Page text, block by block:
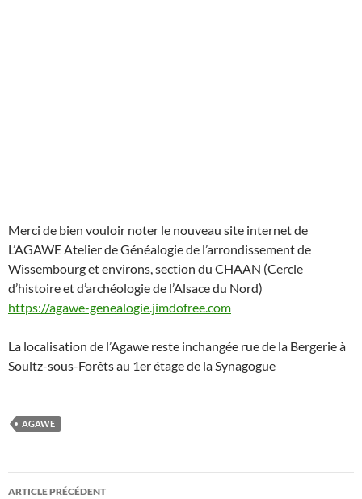
Merci de bien vouloir noter le nouveau site internet de
L’AGAWE Atelier de Généalogie de l’arrondissement de
Wissembourg et environs, section du CHAAN (Cercle
d’histoire et d’archéologie de l’Alsace du Nord)
https://agawe-genealogie.jimdofree.com
La localisation de l’Agawe reste inchangée rue de la Bergerie à
Soultz-sous-Forêts au 1er étage de la Synagogue
AGAWE
Navigation
ARTICLE PRÉCÉDENT